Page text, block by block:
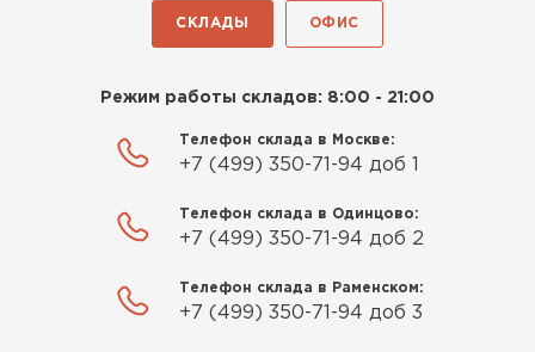
СКЛАДЫ ОФИС
Режим работы складов: 8:00 - 21:00
Телефон склада в Москве:
+7 (499) 350-71-94 доб 1
Телефон склада в Одинцово:
+7 (499) 350-71-94 доб 2
Телефон склада в Раменском:
+7 (499) 350-71-94 доб 3